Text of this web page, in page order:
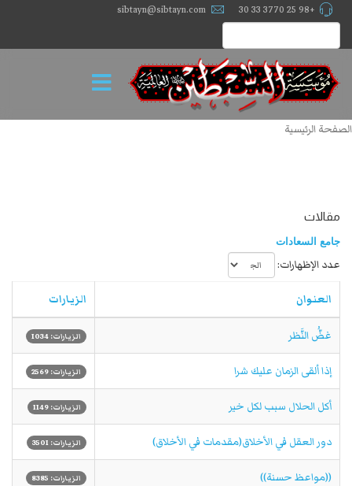
+98 25 3770 33 30
sibtayn@sibtayn.com
الصفحة الرئيسية
مقالات
جامع السعادات
عدد الإظهارات:
العنوان الزيارات
غضُّ النَّظر الزيارات: 1034
إذا ألقى الزمان عليك شرا الزيارات: 2569
أكل الحلال سبب لكل خير الزيارات: 1149
دور العقل في الأخلاق(مقدمات في الأخلاق) الزيارات: 3501
((مواعظ حسنة)) الزيارات: 8385